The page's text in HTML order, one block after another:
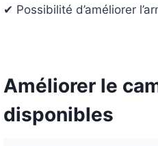
✔ Possibilité d’améliorer
Améliorer le
disponibles